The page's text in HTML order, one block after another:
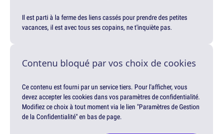
Il est parti à la ferme des liens cassés pour prendre des petites
vacances, il est avec tous ses copains, ne t'inquiète pas.
Contenu bloqué par vos choix de cookies
Ce contenu est fourni par un service tiers. Pour l'afficher, vous
devez accepter les cookies dans vos paramètres de confidentialité.
Modifiez ce choix à tout moment via le lien "Paramètres de Gestion
de la Confidentialité" en bas de page.